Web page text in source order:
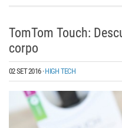
TomTom Touch:
corpo
02 SET 2016·HIGH TECH